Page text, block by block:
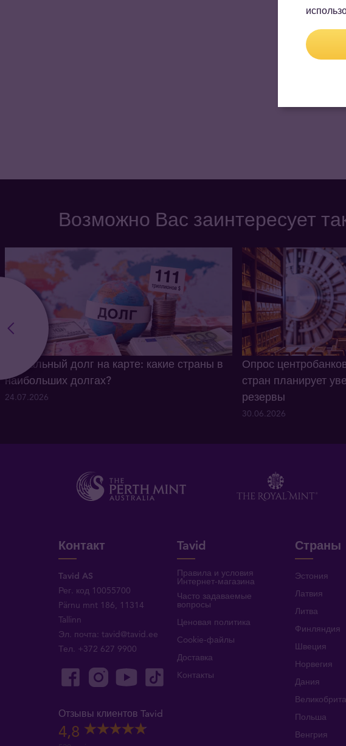
Возможно Вас заинтересует
Глобальный долг на карте: какие страны в
наибольших долгах?
24.07.2026
Опрос
стран планирует
резервы
30.06.2026
Контакт
Tavid AS
Рег. код 10055700
Pärnu mnt 186, 11314
Tallinn
Эл. почта:tavid@tavid.ee
Тел. +372 627 9900
Отзывы клиентов Tavid
4,8
Tavid
Правила и условия
Интернет-магазина
Часто задаваемые
вопросы
Ценовая политика
Cookie-файлы
Доставка
Kонтакты
Страны
Эстония
Латвия
Литва
Финляндия
Швеция
Норвегия
Дания
Польша
Венгрия